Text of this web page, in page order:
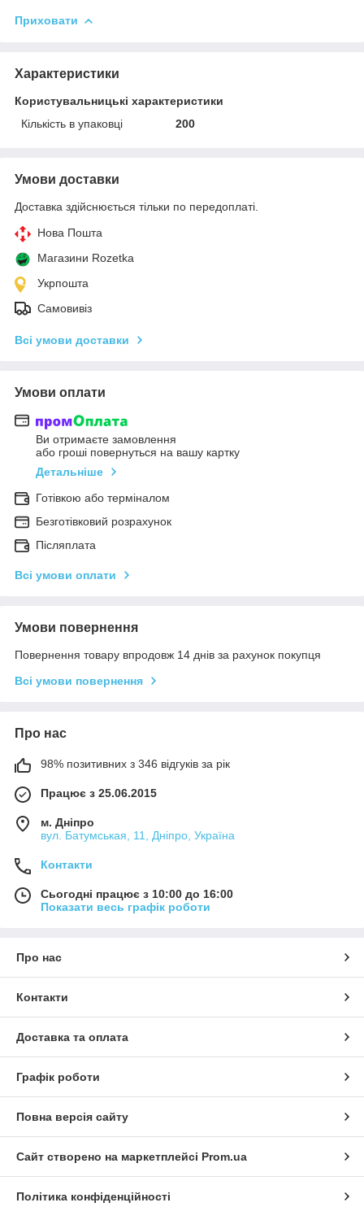
Приховати
Характеристики
Користувальницькі характеристики
Кількість в упаковці
200
Умови доставки
Доставка здійснюється тільки по передоплаті.
Нова Пошта
Магазини Rozetka
Укрпошта
Самовивіз
Всі умови доставки
Умови оплати
Ви отримаєте замовлення
або гроші повернуться на вашу картку
Детальніше
Готівкою або терміналом
Безготівковий розрахунок
Післяплата
Всі умови оплати
Умови повернення
Повернення товару впродовж 14 днів за рахунок покупця
Всі умови повернення
Про нас
98% позитивних з 346 відгуків за рік
Працює з 25.06.2015
м. Дніпро
вул. Батумськая, 11, Дніпро, Україна
Контакти
Сьогодні працює з 10:00 до 16:00
Показати весь графік роботи
Про нас
Контакти
Доставка та оплата
Графік роботи
Повна версія сайту
Сайт створено на маркетплейсі Prom.ua
Політика конфіденційності